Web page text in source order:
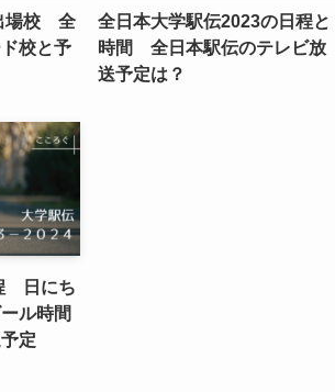
場校 全
校と予
全日本大学駅伝2023の日程と
時間 全日本駅伝のテレビ放
送予定は？
日にち
ル時間
定